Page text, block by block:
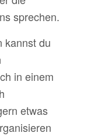
sprechen.
kannst du
in einem
etwas